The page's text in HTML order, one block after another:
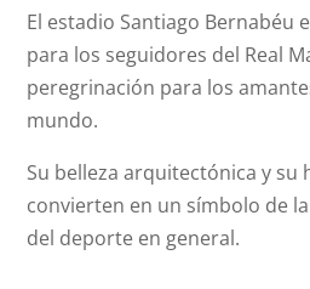
El estadio Santiago Bernabéu
para los seguidores del Real
peregrinación para los
mundo.
Su belleza arquitectónica y su
convierten en un símbolo de
del deporte en general.